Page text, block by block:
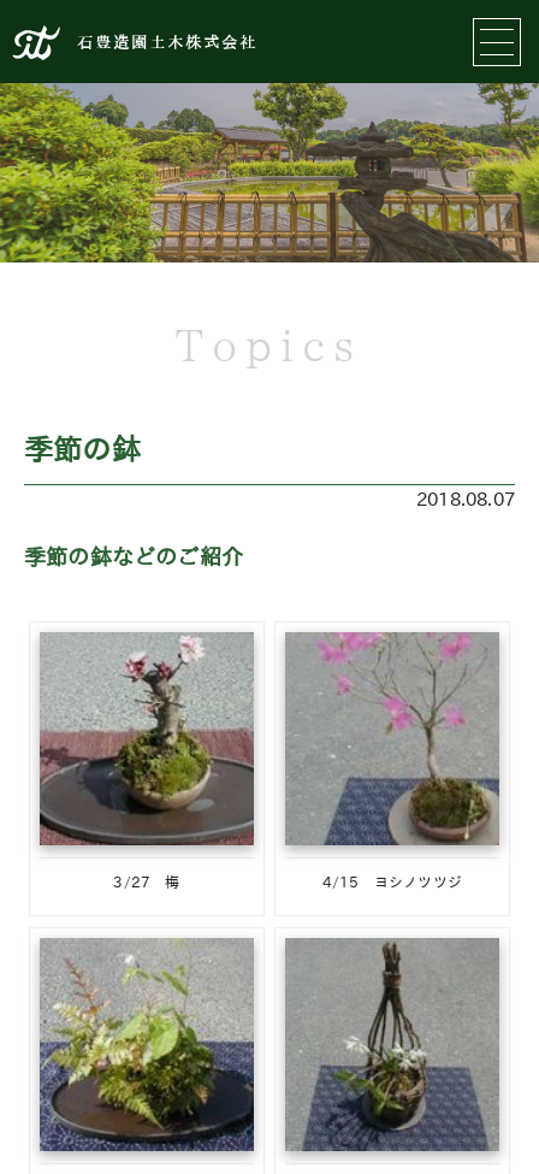
石豊造園土木株式会社
Topics
季節の鉢
2018.08.07
季節の鉢などのご紹介
3/27 梅 4/15 ヨシノツツジ